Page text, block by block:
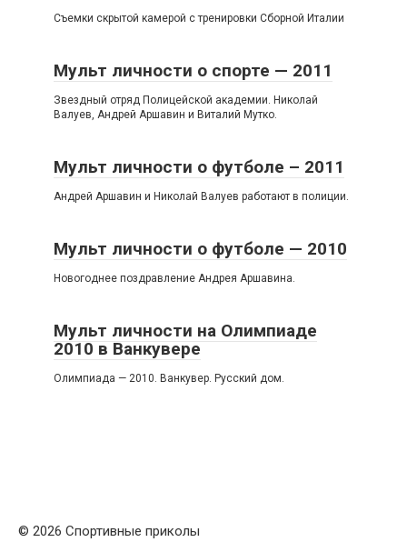
Съемки скрытой камерой с тренировки Сборной Италии
Мульт личности о спорте — 2011
Звездный отряд Полицейской академии. Николай
Валуев, Андрей Аршавин и Виталий Мутко.
Мульт личности о футболе – 2011
Андрей Аршавин и Николай Валуев работают в полиции.
Мульт личности о футболе — 2010
Новогоднее поздравление Андрея Аршавина.
Мульт личности на Олимпиаде
2010 в Ванкувере
Олимпиада — 2010. Ванкувер. Русский дом.
© 2026 Спортивные приколы